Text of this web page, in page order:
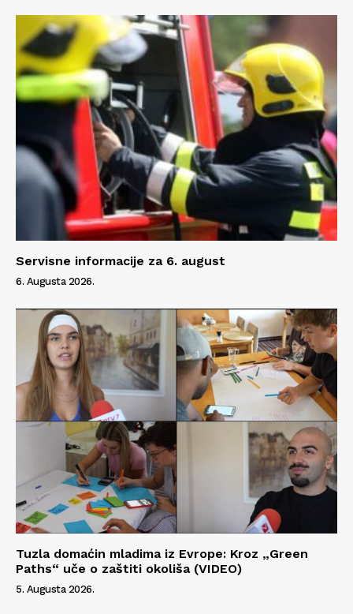
Servisne informacije za 6. august
6. Augusta 2026.
Tuzla domaćin mladima iz Evrope: Kroz „Green
Paths“ uče o zaštiti okoliša (VIDEO)
5. Augusta 2026.